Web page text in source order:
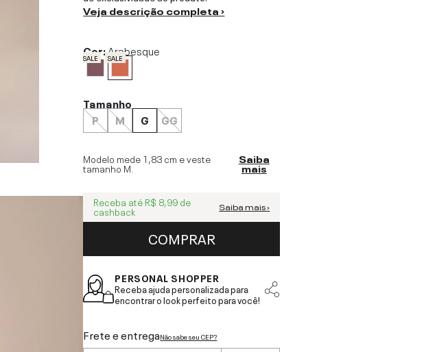
Veja descrição completa ›
Cor:Arabesque
SALE SALE
Tamanho
P
M G GG
Modelo mede 1,83 cm e veste
tamanho M
Saiba
mais
Receba até R$ 8,99 de
cashback Saiba mais ›
COMPRAR
PERSONAL SHOPPER
Receba ajuda personalizada para
encontrar o look perfeito para você!
Frete e entregaNão sabe seu CEP?